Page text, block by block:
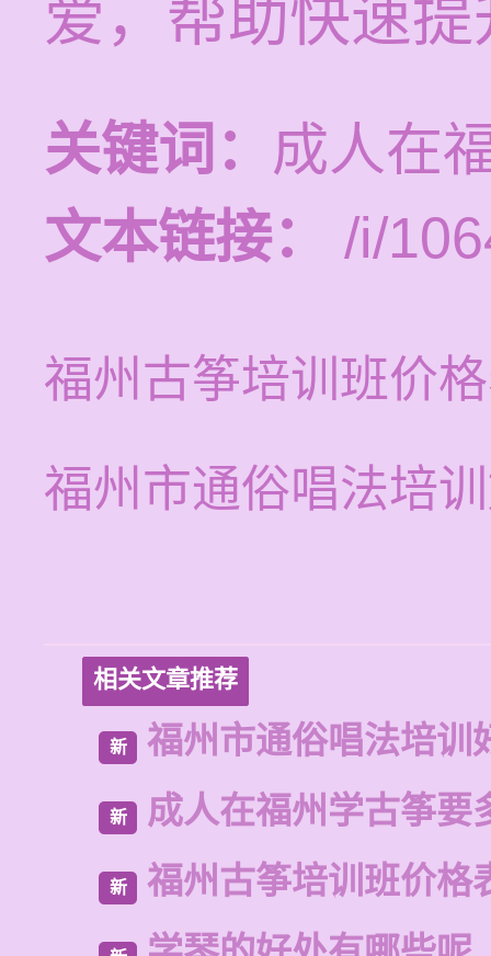
爱，帮助快速
关键词： 成人在
文本链接：
/i/
福州古筝培训班价
福州市通俗唱法培
相关文章推荐
新 福州市通俗唱法培训
新 成人在福州学古筝要
新 福州古筝培训班价格